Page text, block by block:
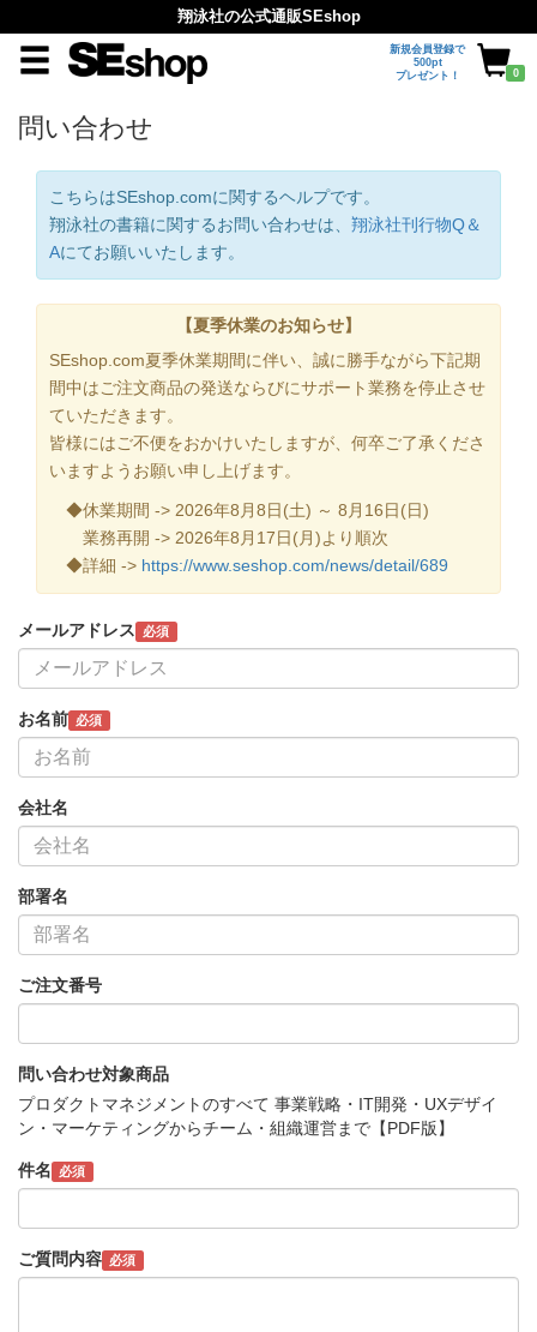
翔泳社の公式通販SEshop
新規会員登録で
500pt
プレゼント！
0
問い合わせ
こちらはSEshop.comに関するヘルプです。
翔泳社の書籍に関するお問い合わせは、 翔泳社刊行物Q＆
Aにてお願いいたします。
【夏季休業のお知らせ】
SEshop.com夏季休業期間に伴い、誠に勝手ながら下記期
間中はご注文商品の発送ならびにサポート業務を停止させ
ていただきます。
皆様にはご不便をおかけいたしますが、何卒ご了承くださ
いますようお願い申し上げます。
◆休業期間 -> 2026年8月8日(土) ～ 8月16日(日)
業務再開 -> 2026年8月17日(月)より順次
◆詳細 -> https://www.seshop.com/news/detail/689
メールアドレス 必須
お名前 必須
会社名
部署名
ご注文番号
問い合わせ対象商品
プロダクトマネジメントのすべて 事業戦略・IT開発・UXデザイ
ン・マーケティングからチーム・組織運営まで【PDF版】
件名 必須
ご質問内容 必須